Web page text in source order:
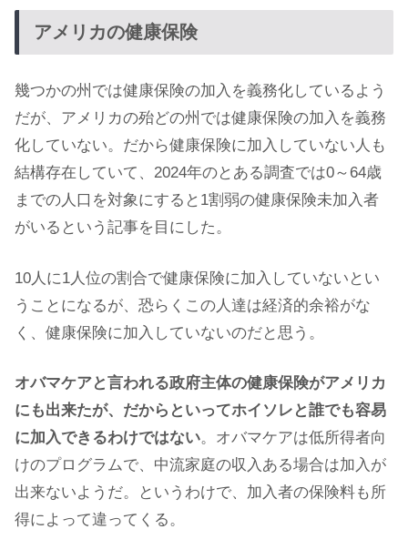
アメリカの健康保険
幾つかの州では健康保険の加入を義務化しているよう
だが、アメリカの殆どの州では健康保険の加入を義務
化していない。だから健康保険に加入していない人も
結構存在していて、2024年のとある調査では0～64歳
までの人口を対象にすると1割弱の健康保険未加入者
がいるという記事を目にした。
10人に1人位の割合で健康保険に加入していないとい
うことになるが、恐らくこの人達は経済的余裕がな
く、健康保険に加入していないのだと思う。
オバマケアと言われる政府主体の健康保険がアメリカ
にも出来たが、だからといってホイソレと誰でも容易
に加入できるわけではない。オバマケアは低所得者向
けのプログラムで、中流家庭の収入ある場合は加入が
出来ないようだ。というわけで、加入者の保険料も所
得によって違ってくる。